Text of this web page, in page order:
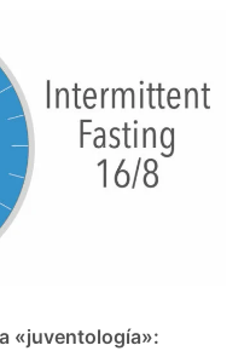
«juventología»: